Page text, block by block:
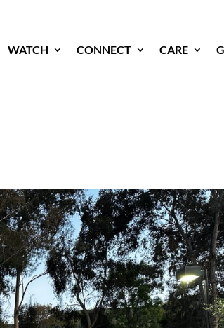
WATCH CONNECT CARE